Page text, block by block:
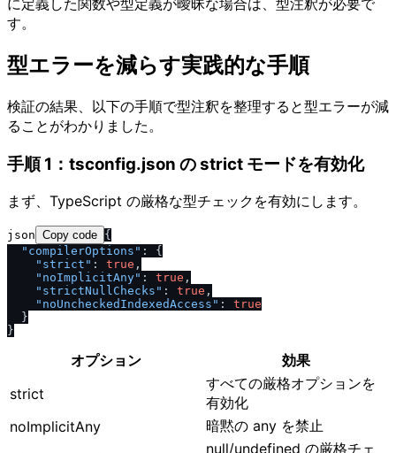
に定義した関数や型定義が曖昧な場合は、型注釈が必要で
す。
型エラーを減らす実践的な手順
検証の結果、以下の手順で型注釈を整理すると型エラーが減
ることがわかりました。
手順 1：tsconfig.json の strict モードを有効化
まず、TypeScript の厳格な型チェックを有効にします。
json Copy code {
"compilerOptions" :
{
"strict" : true ,
"noImplicitAny" : true ,
"strictNullChecks" : true ,
"noUncheckedIndexedAccess" :
true
}
}
オプション
効果
strict
すべての厳格オプションを
有効化
noImplicitAny
暗黙の any を禁止
null/undefined の厳格チェ